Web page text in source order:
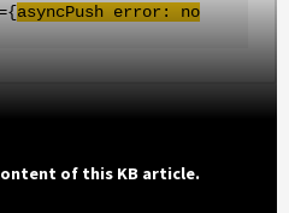
asyncPush error: no
of this KB article.